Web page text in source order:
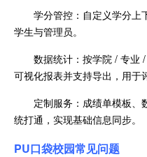
学分管控：自定义学分上
学生与管理员。
数据统计：按学院 / 专业
可视化报表并支持导出，用于
定制服务：成绩单模板、
统打通，实现基础信息同步。
PU口袋校园常见问题